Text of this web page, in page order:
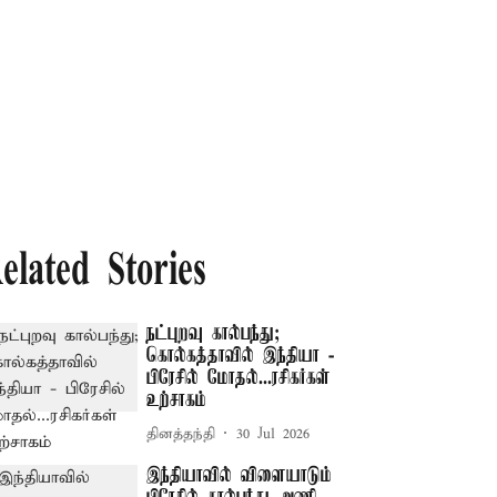
Stories
நட்புறவு கால்பந்து;
கொல்கத்தாவில் இந்தியா -
பிரேசில் மோதல்...ரசிகர்கள்
உற்சாகம்
தினத்தந்தி 30 Jul 2026
இந்தியாவில் விளையாடும்